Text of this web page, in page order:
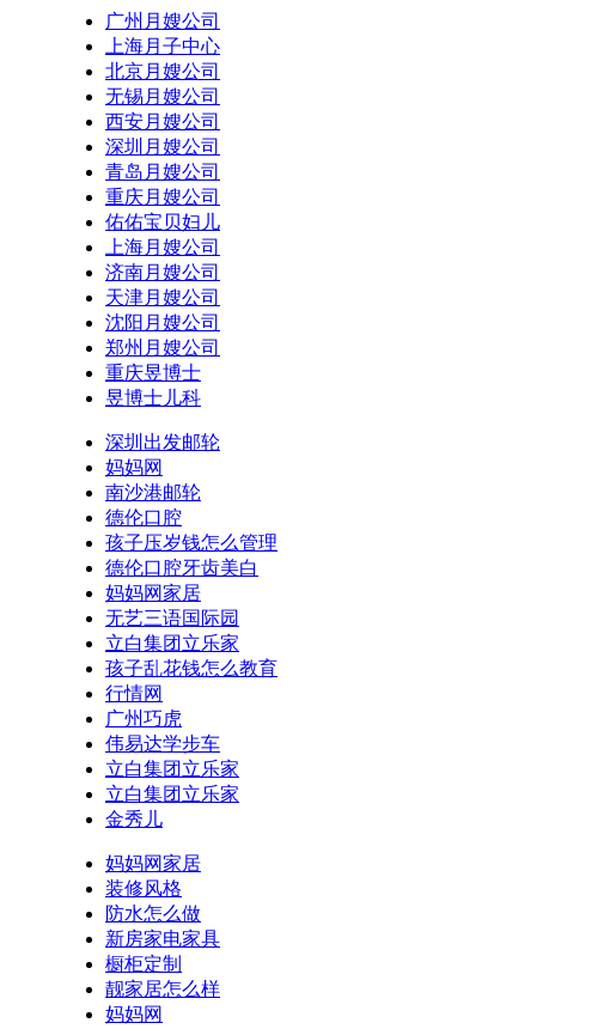
广州月嫂公司
上海月子中心
北京月嫂公司
无锡月嫂公司
西安月嫂公司
深圳月嫂公司
青岛月嫂公司
重庆月嫂公司
佑佑宝贝妇儿
上海月嫂公司
济南月嫂公司
天津月嫂公司
沈阳月嫂公司
郑州月嫂公司
重庆昱博士
昱博士儿科
深圳出发邮轮
妈妈网
南沙港邮轮
德伦口腔
孩子压岁钱怎么管理
德伦口腔牙齿美白
妈妈网家居
无艺三语国际园
立白集团立乐家
孩子乱花钱怎么教育
行情网
广州巧虎
伟易达学步车
立白集团立乐家
立白集团立乐家
金秀儿
妈妈网家居
装修风格
防水怎么做
新房家电家具
橱柜定制
靓家居怎么样
妈妈网